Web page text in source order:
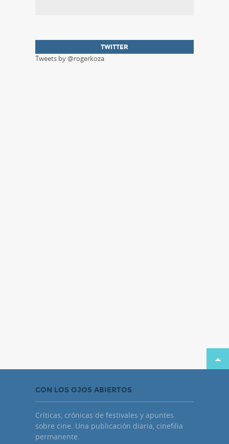
TWITTER
Tweets by @rogerkoza
CON LOS OJOS ABIERTOS
Críticas, crónicas de festivales y apuntes
sobre cine. Una publicación diaria, cinefilia
permanente.